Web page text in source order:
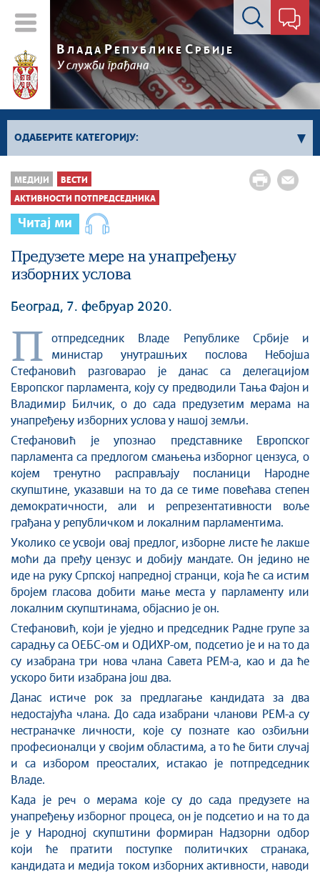
Контакт форма
В ЛАДА РЕПУБЛИКЕ СРБИЈЕ
У служби грађана
ОДАБЕРИТЕ КАТЕГОРИЈУ:
Влада Србије
Активности премијера
Активности потпредседника
Косово и Метохија
Политика
Економија
Култура и вера
Спорт
Конференције за новинаре
Интервјуи
Линкови
Издвојене теме
COVID-19 - архива
МЕДИЈИ ВЕСТИ
АКТИВНОСТИ ПОТПРЕДСЕДНИКА
Читај ми
Предузете мере на унапређењу
изборних услова
Београд, 7. фебруар 2020.
П
отпредседник Владе Републике Србије и
министар унутрашњих послова Небојша
Стефановић разговарао је данас са делегацијом
Европског парламента, коју су предводили Тања Фајон и
Владимир Билчик, о до сада предузетим мерама на
унапређењу изборних услова у нашој земљи.
Стефановић јe упознао представнике Европског
парламента са предлогом смањења изборног цензуса, о
којем тренутно расправљају посланици Народне
скупштине, указавши на то да се тиме повећава степен
демократичности, али и репрезентативности воље
грађана у републичком и локалним парламентима.
Уколико се усвоји овај предлог, изборне листе ће лакше
моћи да пређу цензус и добију мандате. Он једино не
иде на руку Српској напредној странци, која ће са истим
бројем гласова добити мање места у парламенту или
локалним скупштинама, објаснио је он.
Стефановић, који је уједно и председник Радне групе за
сарадњу са ОЕБС-ом и ОДИХР-ом, подсетио је и на то да
су изабрана три нова члана Савета РЕМ-а, као и да ће
ускоро бити изабрана још два.
Данас истиче рок за предлагање кандидата за два
недостајућа члана. До сада изабрани чланови РЕМ-а су
нестраначке личности, којесу познате као озбиљни
професионалци у својим областима, а то ће бити случај
и са избором преосталих, истакао је потпредседник
Владе.
Када је реч о мерама које су до сада предузете на
унапређењу изборног процеса, он је подсетио и на то да
је у Народној скупштини формиран Надзорни одбор
који ће пратити поступке политичких странака,
кандидата и медија током изборних активности , наводи